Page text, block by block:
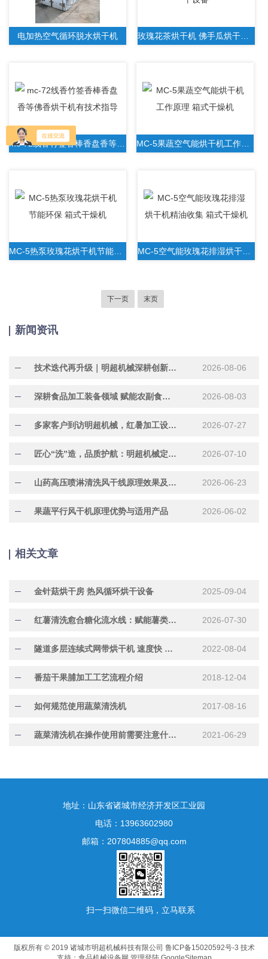
电加热空气循环脱水烘干机
下一页 末页
新闻资讯
技术迭代再升级｜明超机械深耕创新研发，助力行业提质增效 2026-08-06
深耕食品加工装备领域 赋能农副食品产业提质增效 2026-08-03
多家客户到访明超机械，红暑加工设备现场试机洽谈合作 2026-07-27
匠心“洗”造，品质护航：明超机械定制化304不锈钢水果清洗机正在加紧赶制中 2026-07-10
山药高压喷淋清洗风干线原理效果及适用产品 2026-06-23
果蔬平行风干机原理优势与适用产品 2026-06-02
相关文章
金针菇烘干房 热风循环烘干设备 2025-09-04
红薯清洗愈合糖化流水线：赋能薯类深加工标准化升级 2026-07-30
隧道多层连续式网带烘干机 速度快 产量大 2022-08-04
番茄干果脯加工工艺流程介绍 2018-12-04
如何规范使用蔬菜清洗机 2017-08-16
蔬菜清洗机在操作使用前需要注意什么？ 2021-06-29
地址：山东省诸城市经济开发区工业园
电话：13963602980
邮箱：207804885@qq.com
扫一扫微信二维码，立马联系
版权所有 © 2019 诸城市明超机械科技有限公司 鲁ICP备15020592号-3 技术